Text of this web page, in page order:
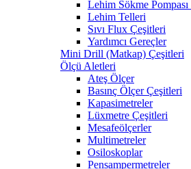
Lehim Sökme
Lehim Telleri
Sıvı Flux Çeşitleri
Yardımcı Gereçler
Mini Drill (Matkap) Çeşitleri
Ölçü Aletleri
Ateş Ölçer
Basınç Ölçer Çeşitleri
Kapasimetreler
Lüxmetre Çeşitleri
Mesafeölçerler
Multimetreler
Osiloskoplar
Pensampermetreler